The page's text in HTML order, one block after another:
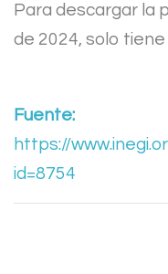
Para descargar la
de 2024, solo tiene
Fuente:
https://
id=8754